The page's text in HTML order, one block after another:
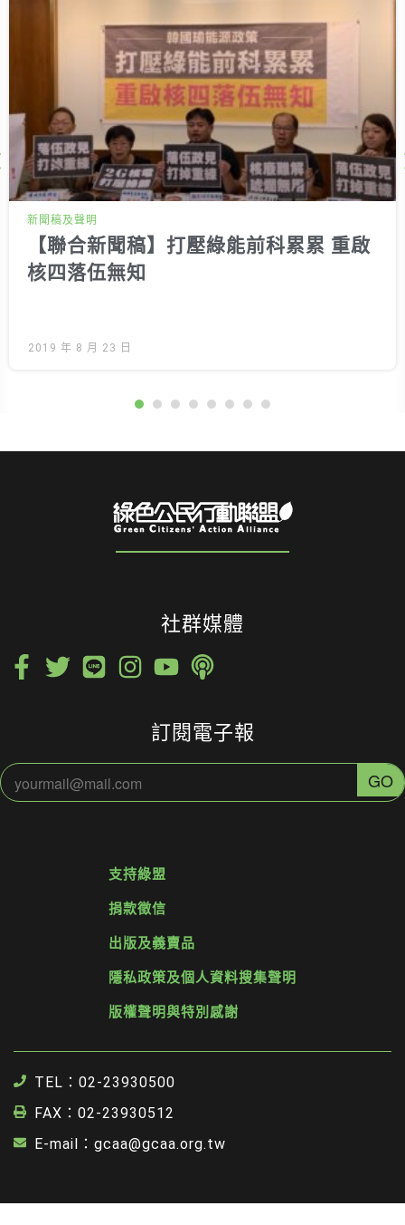
新聞稿及聲明
【聯合新聞稿】打壓綠能前科累累 重啟
核四落伍無知
2019 年 8 月 23 日
Next
社群媒體
訂閱電子報
支持綠盟
捐款徵信
出版及義賣品
隱私政策及個人資料搜集聲明
版權聲明與特別感謝
TEL：02-23930500
FAX：02-23930512
E-mail：gcaa@gcaa.org.tw